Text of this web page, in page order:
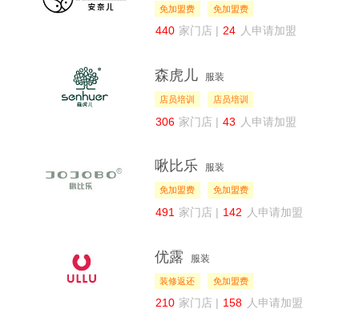
免加盟费 免加盟费
440 家门店 | 24 人申请加盟
森虎儿 服装
店员培训 店员培训
306 家门店 | 43 人申请加盟
啾比乐 服装
免加盟费 免加盟费
491 家门店 | 142 人申请加盟
优露 服装
装修返还 免加盟费
210 家门店 | 158 人申请加盟